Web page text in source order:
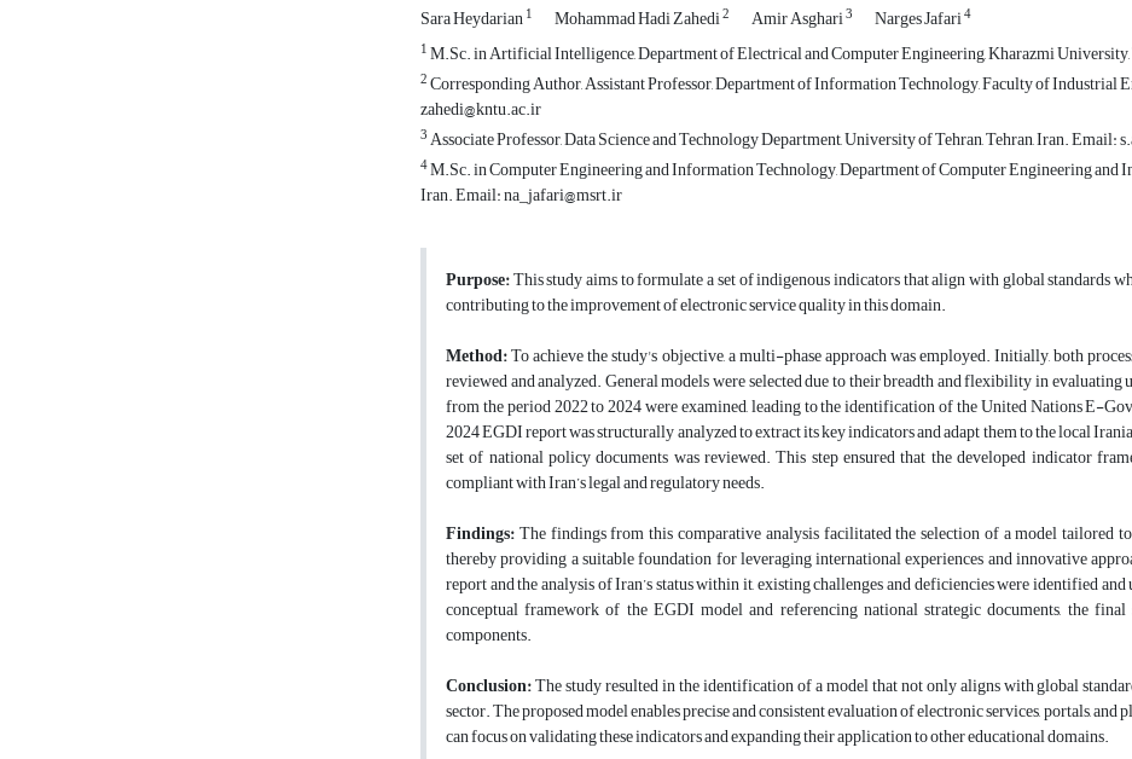
Sara Heydarian1 Mohammad Hadi Zahedi2 Amir Asghari3 Narges Jafari4
1M.Sc. in Artificial Intelligence, Department of Electrical and Computer Engineering, Kharazmi
2Corresponding Author, Assistant Professor, Department of Information Technology, Faculty of
zahedi@kntu.ac.ir
3Associate Professor, Data Science and Technology Department, University of Tehran, Tehran, Iran. Email:
4M.Sc. in Computer Engineering and Information Technology, Department of Computer Engineering
Iran. Email: na_jafari@msrt.ir
Purpose:This study aims to formulate a set of indigenous indicators that align with global standards
contributing to the improvement of electronic service quality in this domain.
Method:To achieve the study's objective, a multi-phase approach was employed. Initially, both
reviewed and analyzed. General models were selected due to their breadth and flexibility in
from the period 2022 to 2024 were examined, leading to the identification of the United Nations E-
2024 EGDI report was structurally analyzed to extract its key indicators and adapt them to the local
set of national policy documents was reviewed. This step ensured that the developed indicator
compliant with Iran’s legal and regulatory needs.
Findings:The findings from this comparative analysis facilitated the selection of a model tailored
thereby providing a suitable foundation for leveraging international experiences and innovative
report and the analysis of Iran’s status within it, existing challenges and deficiencies were identified
conceptual framework of the EGDI model and referencing national strategic documents, the
components.
Conclusion:The study resulted in the identification of a model that not only aligns with global
sector. The proposed model enables precise and consistent evaluation of electronic services, portals,
can focus on validating these indicators and expanding their application to other educational domains.